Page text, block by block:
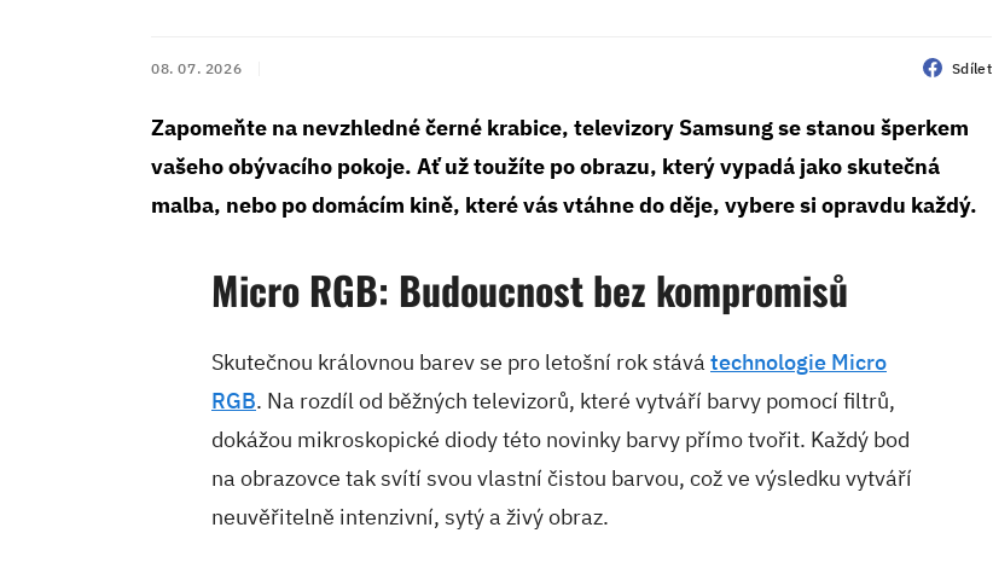
08. 07. 2026 Sdílet
Zapomeňte na nevzhledné černé krabice, televizory Samsung se stanou šperkem
vašeho obývacího pokoje. Ať už toužíte po obrazu, který vypadá jako skutečná
malba, nebo po domácím kině, které vás vtáhne do děje, vybere si opravdu každý.
Micro RGB: Budoucnost bez kompromisů
Skutečnou královnou barev se pro letošní rok stává technologie Micro
RGB. Na rozdíl od běžných televizorů, které vytváří barvy pomocí filtrů,
dokážou mikroskopické diody této novinky barvy přímo tvořit. Každý bod
na obrazovce tak svítí svou vlastní čistou barvou, což ve výsledku vytváří
neuvěřitelně intenzivní, sytý a živý obraz.